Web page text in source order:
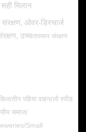
मिलान
ओवर-डिस्चार्ज
उच्चतापमान संरक्षण
तीन पहिया वाहन/लो स्पीड
समाज/
Small